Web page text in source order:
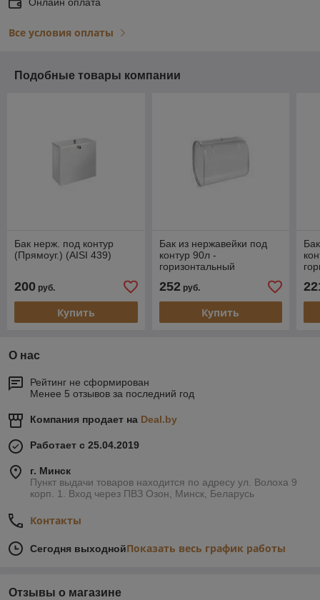
Все условия оплаты
Подобные товары компании
Бак нерж. под контур
(Прямоуг.) (AISI 439)
200 руб.
Купить
Бак из нержавейки под
контур 90л -
горизонтальный
252руб.
Купить
О нас
Рейтинг не сформирован
Менее 5 отзывов за последний год
Компания продает на Deal.by
Работает с 25.04.2019
г. Минск
Пункт выдачи товаров находится по адресу ул. Волоха 9
корп. 1. Вход через ПВЗ Озон, Минск, Беларусь
Контакты
Сегодня выходнойПоказать весь график работы
Отзывы о магазине